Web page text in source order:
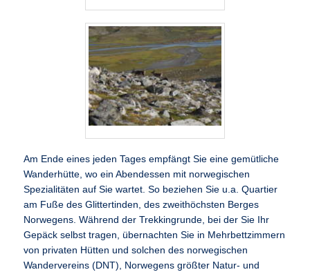
Am Ende eines jeden Tages empfängt Sie eine gemütliche
Wanderhütte, wo ein Abendessen mit norwegischen
Spezialitäten auf Sie wartet. So beziehen Sie u.a. Quartier
am Fuße des Glittertinden, des zweithöchsten Berges
Norwegens. Während der Trekkingrunde, bei der Sie Ihr
Gepäck selbst tragen, übernachten Sie in Mehrbettzimmern
von privaten Hütten und solchen des norwegischen
Wandervereins (DNT), Norwegens größter Natur- und